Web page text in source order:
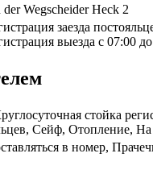
Wegscheider Heck 2
заезда
выезда с 07:00
стойка
Сейф, Отопление,
в номер,